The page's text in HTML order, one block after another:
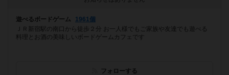
遊べるボードゲーム
1961個
ＪＲ新宿駅の南口から徒歩２分 お一人様でもご家族や友達でも遊べる
料理とお酒の美味しいボードゲームカフェです
フォローする